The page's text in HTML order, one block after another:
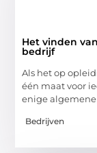
Het vinden
bedrijf
Als het op
één maat voor
enige
Bedrijven